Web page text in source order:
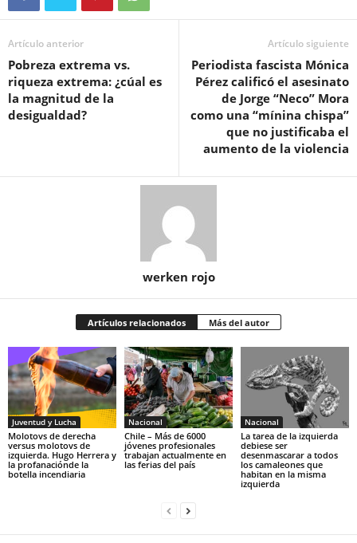
Artículo anterior
Pobreza extrema vs.
riqueza extrema: ¿cúal es
la magnitud de la
desigualdad?
Artículo siguiente
Periodista fascista Mónica
Pérez calificó el asesinato
de Jorge “Neco” Mora
como una “mínina chispa”
que no justificaba el
aumento de la violencia
werken rojo
Artículos relacionados Más del autor
Juventud y Lucha
Molotovs de derecha
versus molotovs de
izquierda. Hugo Herrera y
la profanaciónde la
botella incendiaria
Nacional
Chile – Más de 6000
jóvenes profesionales
trabajan actualmente en
las ferias del país
Nacional
La tarea de la izquierda
debiese ser
desenmascarar a todos
los camaleones que
habitan en la misma
izquierda